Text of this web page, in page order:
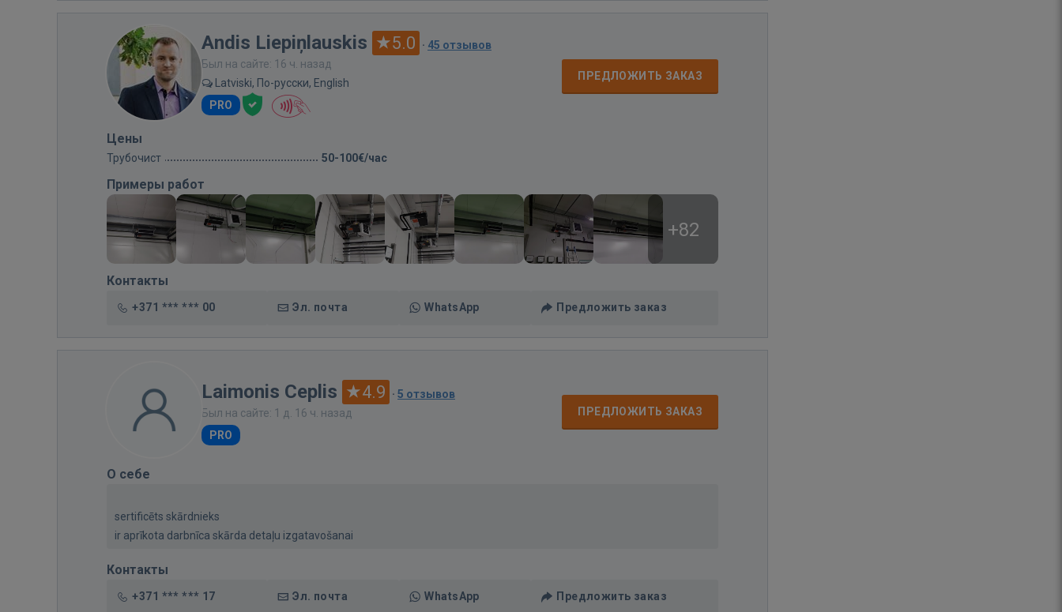
Andis Liepiņlauskis 5.0 · 45 отзывов
Был на сайте: 16 ч. назад
Latviski, По-русски, English
PRO
ПРЕДЛОЖИТЬ ЗАКАЗ
Цены
Трубочист 50-100€/час
Примеры работ
+82
Контакты
+371 *** *** 00 Эл. почта WhatsApp Предложить заказ
Laimonis Ceplis 4.9 · 5 отзывов
Был на сайте: 1 д. 16 ч. назад
PRO
ПРЕДЛОЖИТЬ ЗАКАЗ
О себе
sertificēts skārdnieks
ir aprīkota darbnīca skārda detaļu izgatavošanai
Контакты
+371 *** *** 17 Эл. почта WhatsApp Предложить заказ